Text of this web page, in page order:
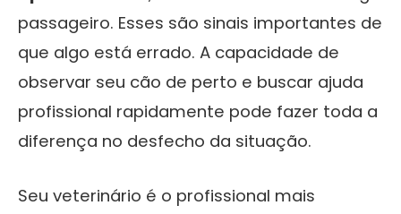
passageiro. Esses são sinais importantes de
que algo está errado. A capacidade de
observar seu cão de perto e buscar ajuda
profissional rapidamente pode fazer toda a
diferença no desfecho da situação.
Seu veterinário é o profissional mais